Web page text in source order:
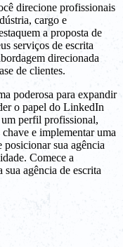
direcione profissionais
cargo e
a proposta de
serviços de escrita
direcionada
de clientes.
poderosa para expandir
o papel do LinkedIn
perfil profissional,
e implementar uma
posicionar sua agência
Comece a
agência de escrita